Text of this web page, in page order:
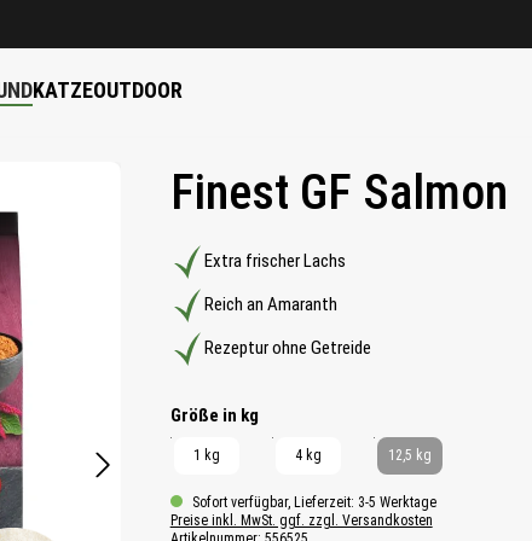
KATZEOUTDOOR
Finest GF Salmon
Extra frischer Lachs
Reich an Amaranth
Rezeptur ohne Getreide
Größe in kgauswählen
1 kg 4 kg 12,5 kg
Sofort verfügbar, Lieferzeit: 3-5 Werktage
Preise inkl. MwSt. ggf. zzgl. Versandkosten